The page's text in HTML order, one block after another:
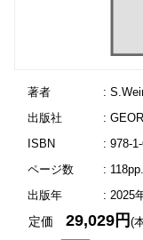
著者
:
出版社
:
ISBN
: 978-
ページ数
:
出版年
: 2025
定価29,029円(